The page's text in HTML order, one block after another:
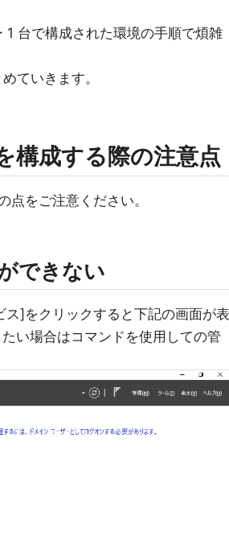
台で構成された環境の手順で煩雑
ていきます。
構成する際の注意点
点をご注意ください。
できない
]をクリックすると下記の画面が表
い場合はコマンドを使用しての管